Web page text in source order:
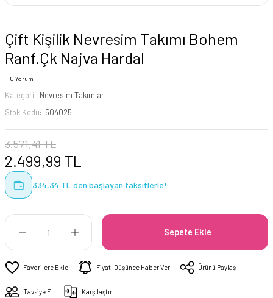
Çift Kişilik Nevresim Takımı Bohem
Ranf.Çk Najva Hardal
0 Yorum
Kategori
Nevresim Takımları
Stok Kodu
504025
3.571,41 TL
2.499,99 TL
334,34 TL den başlayan taksitlerle!
Sepete Ekle
Fiyatı Düşünce Haber Ver Ürünü Paylaş
Tavsiye Et Karşılaştır